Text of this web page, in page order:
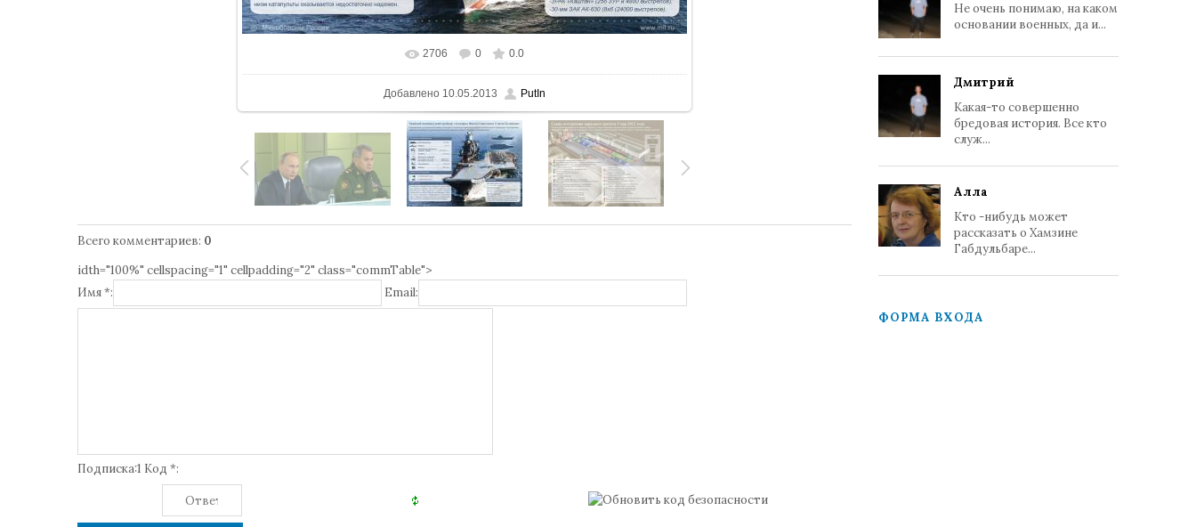
В реальном размере 1000x750
2706 0 0.0
Добавлено 10.05.2013 PutIn
Всего комментариев: 0
idth="100%" cellspacing="1" cellpadding="2" class="commTable">
Имя *:
Email:
Подписка:1 Код *:
Не очень понимаю, на каком
основании военных, да и...
Дмитрий
Какая-то совершенно
бредовая история. Все кто
служ...
Алла
Кто -нибудь может
рассказать о Хамзине
Габдульбаре...
ФОРМА ВХОДА